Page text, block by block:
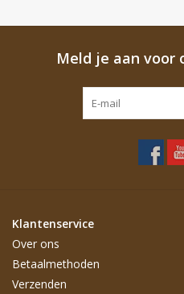
De kleur van het product op uw
daadwerkelijke kleur.
Meld je aan voor
Klantenservice
Over ons
Betaalmethoden
Verzenden